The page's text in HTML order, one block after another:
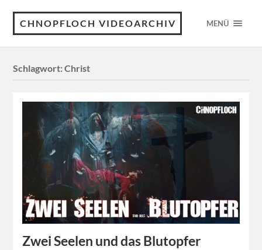
CHNOPFLOCH VIDEOARCHIV MENÜ
Schlagwort:Christ
Zwei Seelen und das Blutopfer